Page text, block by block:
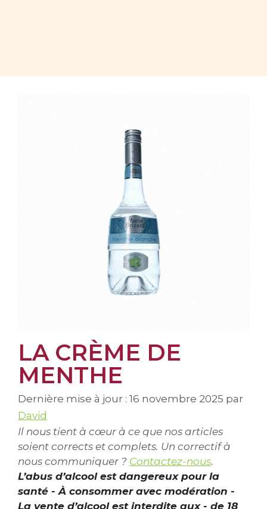
LA CRÈME DE
MENTHE
Dernière mise à jour : 16 novembre 2025 par
David
Il nous tient à cœur à ce que nos articles
soient corrects et complets. Un correctif à
nous communiquer ? Contactez-nous.
L’abus d’alcool est dangereux pour la
santé - À consommer avec modération -
La vente d’alcool est interdite aux - de 18